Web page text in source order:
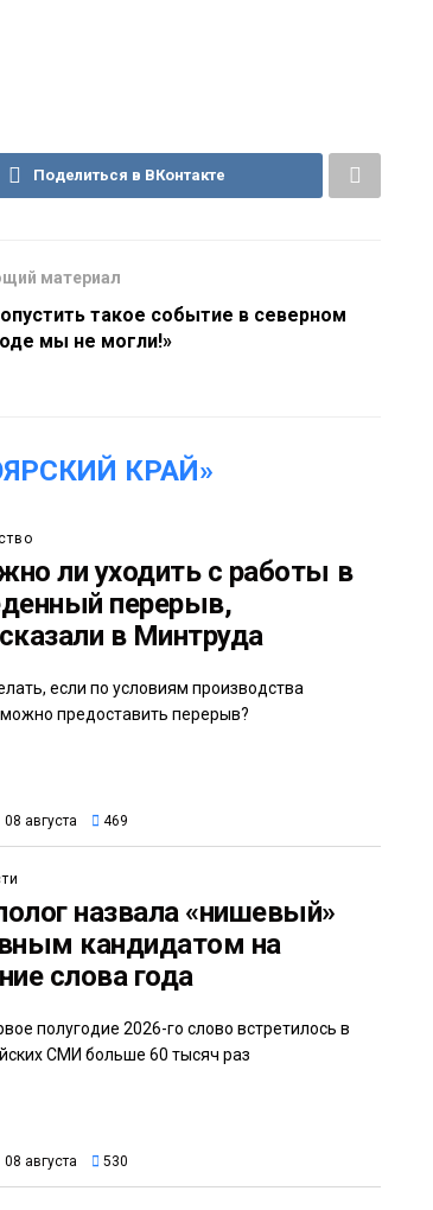
Поделиться в ВКонтакте
материал
такое событие в северном
мы не могли!»
КРАЙ»
ли уходить с работы в
перерыв,
в Минтруда
если по условиям производства
предоставить перерыв?
августа 469
назвала «нишевый»
кандидатом на
слова года
полугодие 2026-го слово встретилось в
СМИ больше 60 тысяч раз
августа 530